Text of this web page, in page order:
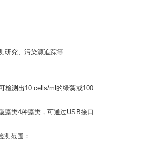
研究、污染源追踪等
检测出10 cells/ml的绿藻或100
藻类4种藻类，可通过USB接口
范围：